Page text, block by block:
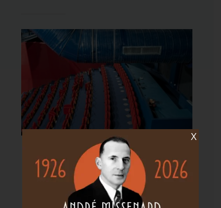
Installation géothermique dans un pôle
culturel à Pluvigner (56)
EN SAVOIR PLUS
X